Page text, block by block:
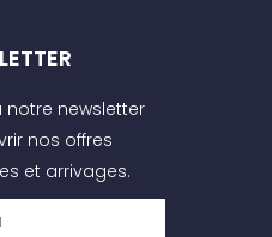
notre newsletter
nos offres
et arrivages.